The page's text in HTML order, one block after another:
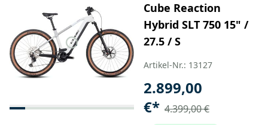
Cube Reaction
Hybrid SLT 750 15" /
27.5 / S
Artikel-Nr.: 13127
2.899,00
€* 4.399,00 €